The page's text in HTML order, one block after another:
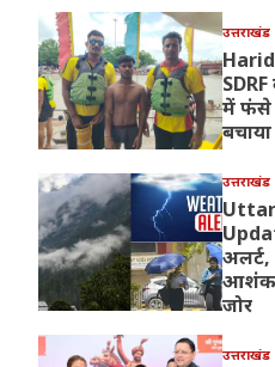
उत्तराखंड
में फंसे
बचाया
उत्तराखंड
अलर्ट,
जोर
उत्तराखंड